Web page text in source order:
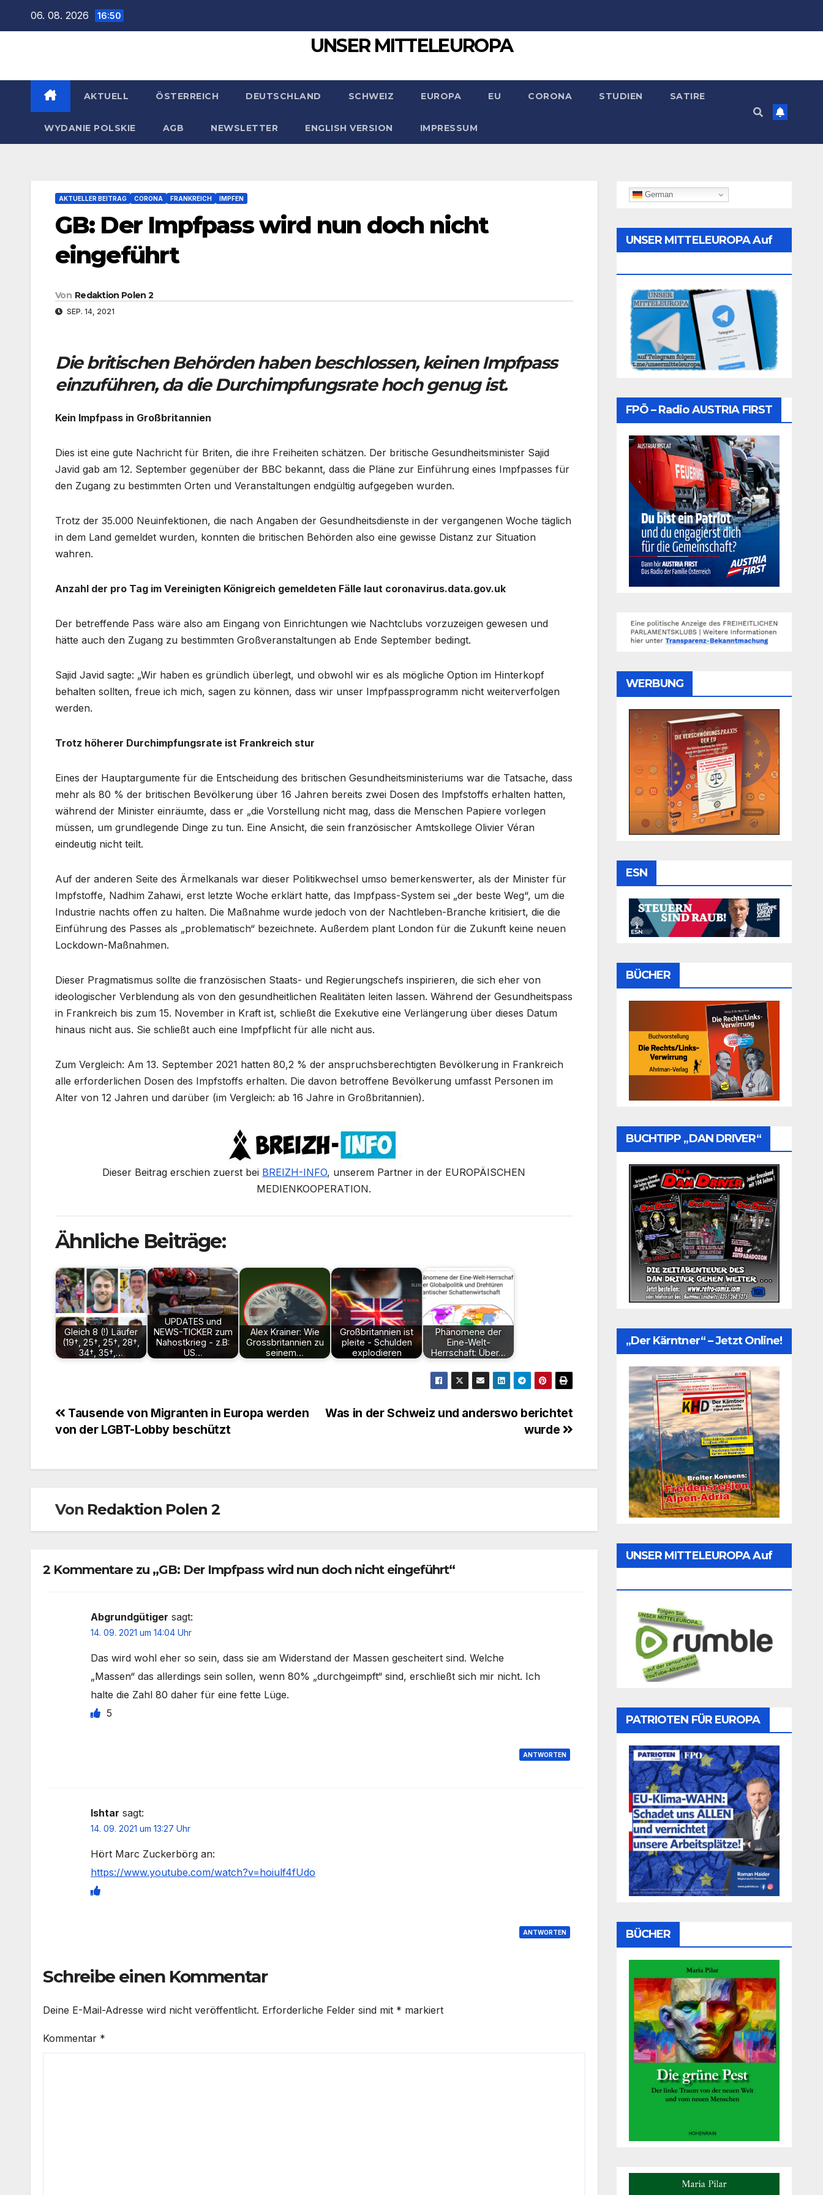
06. 08. 2026 16:50
UNSER MITTELEUROPA
AKTUELL ÖSTERREICH DEUTSCHLAND SCHWEIZ EUROPA EU CORONA STUDIEN SATIRE
WYDANIE POLSKIE AGB NEWSLETTER ENGLISH VERSION IMPRESSUM
AKTUELLER BEITRAG CORONA FRANKREICH IMPFEN
GB: Der Impfpass wird nun doch nicht
eingeführt
Von Redaktion Polen 2
SEP. 14, 2021
Die britischen Behörden haben beschlossen, keinen Impfpass
einzuführen, da die Durchimpfungsrate hoch genug ist.
Kein Impfpass in Großbritannien
Dies ist eine gute Nachricht für Briten, die ihre Freiheiten schätzen. Der britische Gesundheitsminister Sajid
Javid gab am 12. September gegenüber der BBC bekannt, dass die Pläne zur Einführung eines Impfpasses für
den Zugang zu bestimmten Orten und Veranstaltungen endgültig aufgegeben wurden.
Trotz der 35.000 Neuinfektionen, die nach Angaben der Gesundheitsdienste in der vergangenen Woche täglich
in dem Land gemeldet wurden, konnten die britischen Behörden also eine gewisse Distanz zur Situation
wahren.
Anzahl der pro Tag im Vereinigten Königreich gemeldeten Fälle laut coronavirus.data.gov.uk
Der betreffende Pass wäre also am Eingang von Einrichtungen wie Nachtclubs vorzuzeigen gewesen und
hätte auch den Zugang zu bestimmten Großveranstaltungen ab Ende September bedingt.
Sajid Javid sagte: „Wir haben es gründlich überlegt, und obwohl wir es als mögliche Option im Hinterkopf
behalten sollten, freue ich mich, sagen zu können, dass wir unser Impfpassprogramm nicht weiterverfolgen
werden.
Trotz höherer Durchimpfungsrate ist Frankreich stur
Eines der Hauptargumente für die Entscheidung des britischen Gesundheitsministeriums war die Tatsache, dass
mehr als 80 % der britischen Bevölkerung über 16 Jahren bereits zwei Dosen des Impfstoffs erhalten hatten,
während der Minister einräumte, dass er „die Vorstellung nicht mag, dass die Menschen Papiere vorlegen
müssen, um grundlegende Dinge zu tun. Eine Ansicht, die sein französischer Amtskollege Olivier Véran
eindeutig nicht teilt.
Auf der anderen Seite des Ärmelkanals war dieser Politikwechsel umso bemerkenswerter, als der Minister für
Impfstoffe, Nadhim Zahawi, erst letzte Woche erklärt hatte, das Impfpass-System sei „der beste Weg“, um die
Industrie nachts offen zu halten. Die Maßnahme wurde jedoch von der Nachtleben-Branche kritisiert, die die
Einführung des Passes als „problematisch“ bezeichnete. Außerdem plant London für die Zukunft keine neuen
Lockdown-Maßnahmen.
Dieser Pragmatismus sollte die französischen Staats- und Regierungschefs inspirieren, die sich eher von
ideologischer Verblendung als von den gesundheitlichen Realitäten leiten lassen. Während der Gesundheitspass
in Frankreich bis zum 15. November in Kraft ist, schließt die Exekutive eine Verlängerung über dieses Datum
hinaus nicht aus. Sie schließt auch eine Impfpflicht für alle nicht aus.
Zum Vergleich: Am 13. September 2021 hatten 80,2 % der anspruchsberechtigten Bevölkerung in Frankreich
alle erforderlichen Dosen des Impfstoffs erhalten. Die davon betroffene Bevölkerung umfasst Personen im
Alter von 12 Jahren und darüber (im Vergleich: ab 16 Jahre in Großbritannien).
Dieser Beitrag erschien zuerst bei BREIZH-INFO, unserem Partner in der EUROPÄISCHEN
MEDIENKOOPERATION.
Ähnliche Beiträge:
Gleich 8 (!) Läufer
(19†, 25†, 25†, 28†,
34†, 35†,…
UPDATES und
NEWS-TICKER zum
Nahostkrieg - z.B:
US…
Alex Krainer: Wie
Grossbritannien zu
seinem…
Großbritannien ist
pleite - Schulden
explodieren
Phänomene der
Eine-Welt-
Herrschaft: Über…
Beitragsnavigation
Was in der Schweiz und anderswo berichtet
wurde
Tausende von Migranten in Europa werden
von der LGBT-Lobby beschützt
Von Redaktion Polen 2
2 Kommentare zu „GB: Der Impfpass wird nun doch nicht eingeführt“
Abgrundgütiger sagt:
14. 09. 2021 um 14:04 Uhr
Das wird wohl eher so sein, dass sie am Widerstand der Massen gescheitert sind. Welche
„Massen“ das allerdings sein sollen, wenn 80% „durchgeimpft“ sind, erschließt sich mir nicht. Ich
halte die Zahl 80 daher für eine fette Lüge.
5
ANTWORTEN
Ishtar sagt:
14. 09. 2021 um 13:27 Uhr
Hört Marc Zuckerbörg an:
https://www.youtube.com/watch?v=hoiulf4fUdo
ANTWORTEN
Schreibe einen Kommentar
Deine E-Mail-Adresse wird nicht veröffentlicht. Erforderliche Felder sind mit * markiert
Kommentar *
German
UNSER MITTELEUROPA Auf
FPÖ – Radio AUSTRIA FIRST
WERBUNG
ESN
BÜCHER
BUCHTIPP „DAN DRIVER“
„Der Kärntner“ – Jetzt Online!
UNSER MITTELEUROPA Auf
PATRIOTEN FÜR EUROPA
BÜCHER